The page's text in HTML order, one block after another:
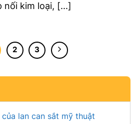
nối kim loại, [...]
2 3
lan can sắt mỹ thuật